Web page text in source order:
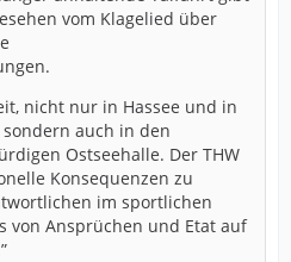
vom Klagelied über
nicht nur in Hassee und in
auch in den
Ostseehalle. Der THW
Konsequenzen zu
im sportlichen
von Ansprüchen und Etat auf